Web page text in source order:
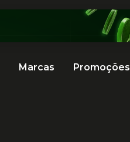
Marcas Promoções